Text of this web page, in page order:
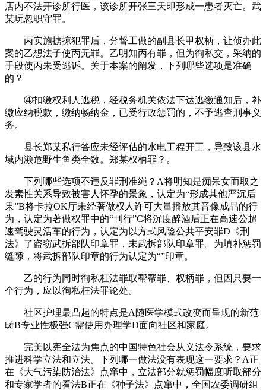
店内不法开诊所行医，该诊所开张三天即形成一患者灭亡。武
某玩忽职守罪。
丙实施掳掠犯罪后，分督工做的副县长甲权柄，让侦办此
案的乙想法子使丙无罪。乙明知丙有罪，但为徇私交，采纳的
手段使丙未受逃诉。关于本案的阐发，下列哪些选项是准确
的？
④扣缴权利人逃税，经税务机关依法下达逃缴通知后，补
缴应纳税款，缴纳畅纳金，已受行政惩罚的，不予逃查刑事义
务。
县长郑某私行答应未经评估的水电工程开工，导致该县水
域内濒危野生鱼类全数。郑某权柄罪？。
下列哪些选项不违反罪刑准绳？A将明知是痴呆女而取之
发素性关系导致被害人怀孕的景象，认定为“形成其他严沉后
果”B将卡拉OK厅未经著做权人许可大量播放其音像成品的行
为，认定为著做权罪中的“刊行”C将沉度醉酒后正在高速公超
速驾驶灵活车的行为，认定为以方式风险公共平安罪D《刑
法》了盗窃武拆部队印章罪，未武拆部队印章罪。为填补惩罚
缝隙，将武拆部队印章的行为认定为“”印章。
乙的行为同时徇私枉法罪取帮帮罪、权柄罪，但因只要一
个行为，应以徇私枉法罪论处。
社区护理最凸起的特点是A随医学模式改变而呈现的新范
畴B专业性极强C需使用办理学D面向社区和家庭。
完美以宪全法为焦点的中国特色社会从义法令系统，要求
推进科学立法和立法。下列哪一做法没有表现这一要求？A正
在《大气污染防治法》点窜中，立法部分就惩罚幅度听取部分
和专家学者的看法B正在《种子法》点窜中，全国农委调研组